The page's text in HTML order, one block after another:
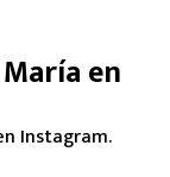
en
Instagram.